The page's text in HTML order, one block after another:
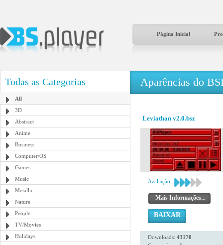
Página Inicial
Todas as Categorias
All
3D
Abstract
Anime
Business
Computer/OS
Games
Music
Metallic
Nature
People
TV/Movies
Holidays
Aparências do
Leviathan v2.0.bsz
Avaliação:
Mais Informações...
BAIXAR
Downloads: 43170